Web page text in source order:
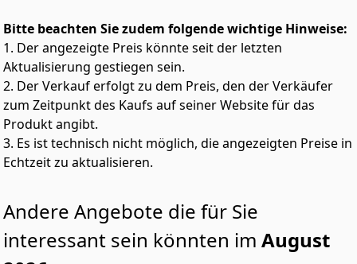
Bitte beachten Sie zudem folgende wichtige Hinweise:
1. Der angezeigte Preis könnte seit der letzten
Aktualisierung gestiegen sein.
2. Der Verkauf erfolgt zu dem Preis, den der Verkäufer
zum Zeitpunkt des Kaufs auf seiner Website für das
Produkt angibt.
3. Es ist technisch nicht möglich, die angezeigten Preise in
Echtzeit zu aktualisieren.
Andere Angebote die für Sie
interessant sein könnten im August